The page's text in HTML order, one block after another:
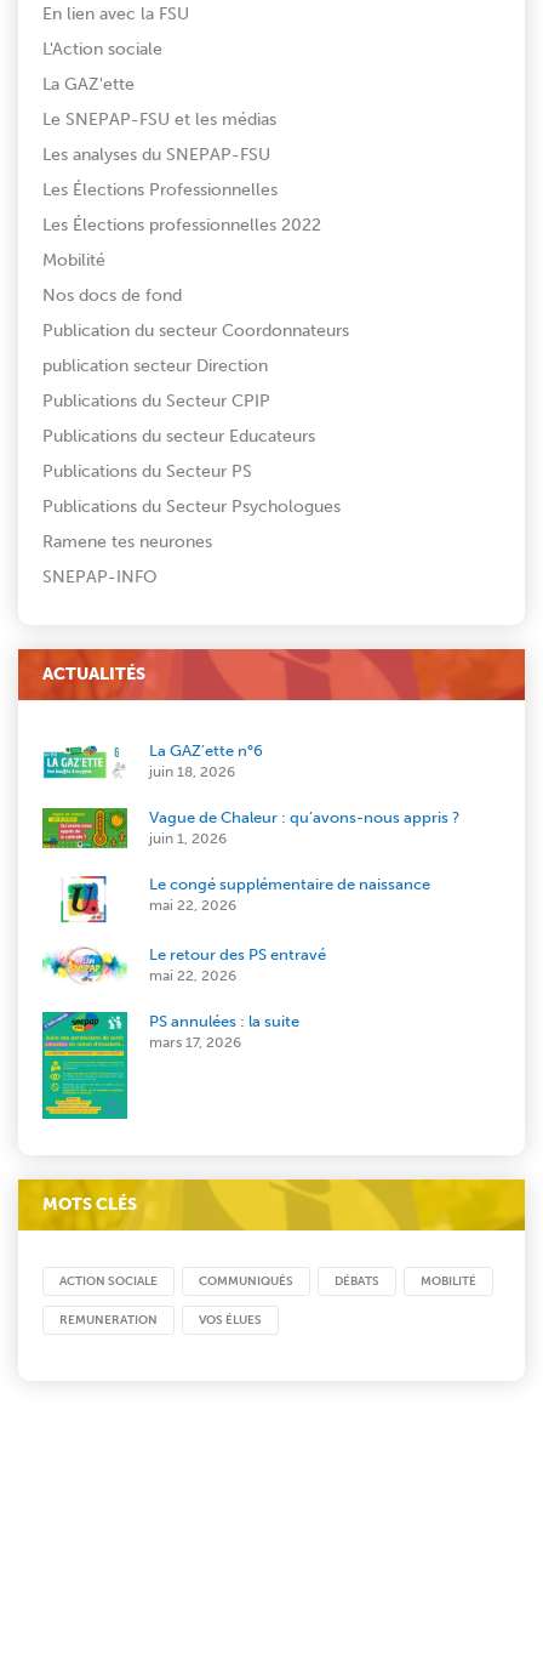
En lien avec la FSU
L'Action sociale
La GAZ'ette
Le SNEPAP-FSU et les médias
Les analyses du SNEPAP-FSU
Les Élections Professionnelles
Les Élections professionnelles 2022
Mobilité
Nos docs de fond
Publication du secteur Coordonnateurs
publication secteur Direction
Publications du Secteur CPIP
Publications du secteur Educateurs
Publications du Secteur PS
Publications du Secteur Psychologues
Ramene tes neurones
SNEPAP-INFO
ACTUALITÉS
La GAZ’ette n°6
juin 18, 2026
Vague de Chaleur : qu’avons-nous appris ?
juin 1, 2026
Le congé supplémentaire de naissance
mai 22, 2026
Le retour des PS entravé
mai 22, 2026
PS annulées : la suite
mars 17, 2026
MOTS CLÉS
ACTION SOCIALE COMMUNIQUÉS DÉBATS MOBILITÉ
REMUNERATION VOS ÉLUES